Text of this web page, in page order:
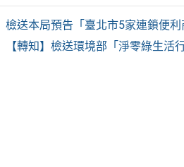
檢送本局預告「臺北市5家連鎖便
【轉知】檢送環境部「淨零綠生活